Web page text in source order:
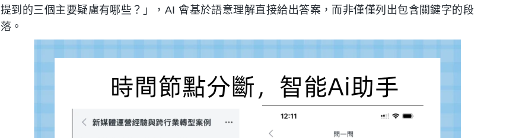
提到的三個主要疑慮有哪些？」，AI 會基於語意理解直接給出答案，而非僅僅列出包含關鍵字的段
落。